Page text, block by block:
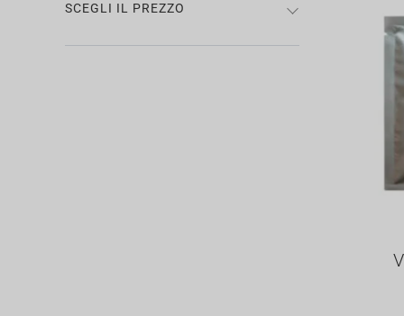
SCEGLI IL PREZZO